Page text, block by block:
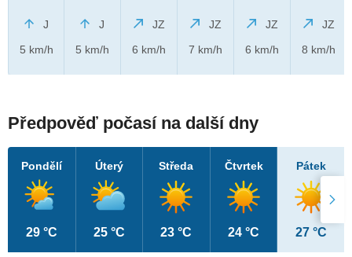
J
5 km/h
J
5 km/h
JZ
6 km/h
JZ
7 km/h
JZ
6 km/h
JZ
8 km/h
Předpověď počasí na další dny
Pondělí
29 °C
Úterý
25 °C
Středa
23 °C
Čtvrtek
24 °C
Pátek
27 °C